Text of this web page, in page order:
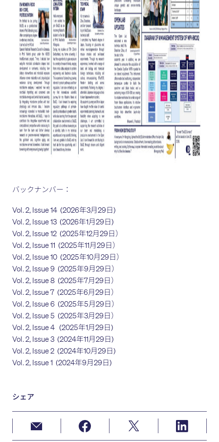
バックナンバー：
Vol. 2, Issue 14 (2026年3月29日)
Vol. 2, Issue 13 (2026年1月29日)
Vol. 2, Issue 12 (2025年12月29日）
Vol. 2, Issue 11 (2025年11月29日）
Vol. 2, Issue 10 (2025年10月29日）
Vol. 2, Issue 9 (2025年9月29日）
Vol. 2, Issue 8 (2025年7月29日）
Vol. 2, Issue 7 (2025年6月29日）
Vol. 2, Issue 6 (2025年5月29日）
Vol. 2, Issue 5 (2025年3月29日）
Vol. 2, Issue 4 (2025年1月29日)
Vol. 2, Issue 3 (2024年11月29日)
Vol. 2, Issue 2 (2024年10月29日)
Vol. 2, Issue 1 (2024年9月29日)
シェア